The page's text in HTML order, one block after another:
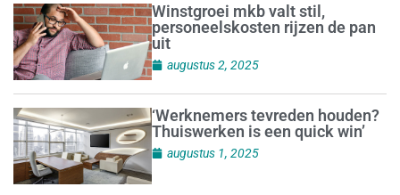
Winstgroei mkb valt stil,
personeelskosten rijzen de pan
uit
augustus 2, 2025
‘Werknemers tevreden houden?
Thuiswerken is een quick win’
augustus 1, 2025